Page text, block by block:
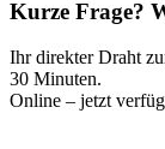
Kurze Frage?
Ihr direkter Draht
30 Minuten.
Online – jetzt